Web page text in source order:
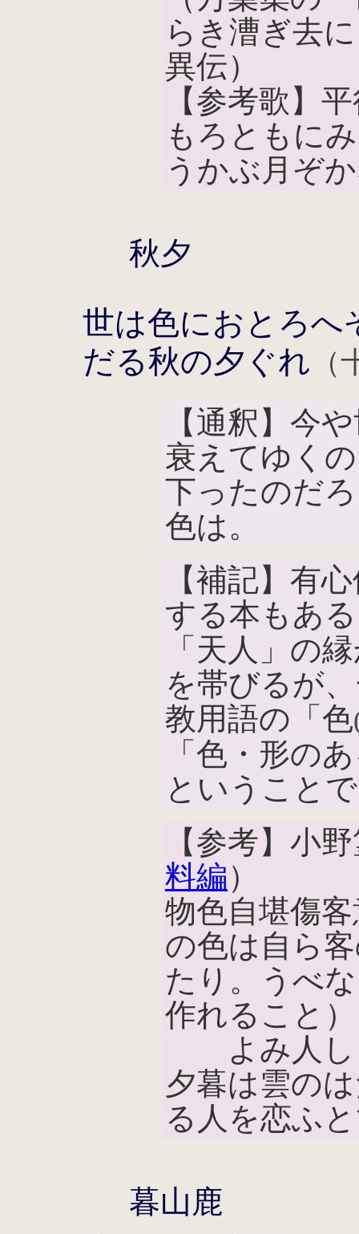
らき漕ぎ去
異伝）
【参考歌】
もろともに
うかぶ月ぞ
秋夕
世は色におとろへ
だる秋の夕ぐれ
【通釈】今
衰えてゆく
下ったのだ
色は。
【補記】有
する本もあ
「天人」の
を帯びるが
教用語の「色
「色・形の
ということ
【参考】小
料編）
物色自堪傷
の色は自ら
たり。うべ
作れること）
よみ人し
夕暮は雲の
る人を恋ふ
暮山鹿